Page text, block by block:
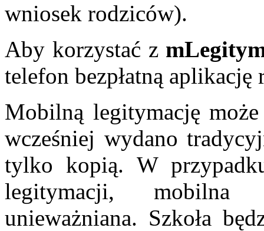
wniosek rodziców).
Aby korzystać z
telefon bezpłatną
Mobilną legitymację
wcześniej wydano
tylko kopią. W
legitymacji, mobilna
unieważniana. Szkoła